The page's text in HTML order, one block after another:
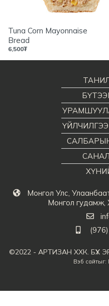
Tuna Corn Mayonnaise
Bread
6,500₮
Монгол Улс,
Монгол гудамж,
©2022 - АРТИЗАН ХХК. БҮХ
Вэб сайтыг: